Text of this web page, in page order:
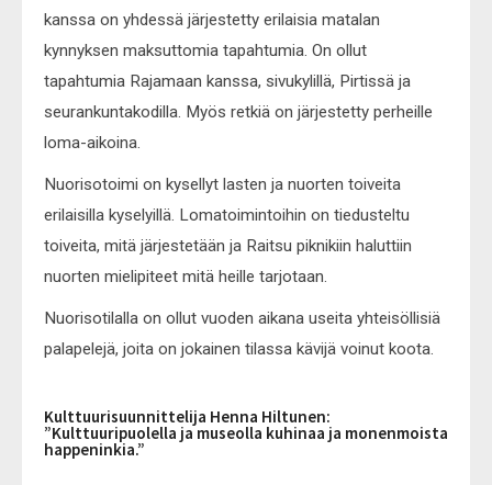
kanssa on yhdessä järjestetty erilaisia matalan
kynnyksen maksuttomia tapahtumia. On ollut
tapahtumia Rajamaan kanssa, sivukylillä, Pirtissä ja
seurankuntakodilla. Myös retkiä on järjestetty perheille
loma-aikoina.
Nuorisotoimi on kysellyt lasten ja nuorten toiveita
erilaisilla kyselyillä. Lomatoimintoihin on tiedusteltu
toiveita, mitä järjestetään ja Raitsu piknikiin haluttiin
nuorten mielipiteet mitä heille tarjotaan.
Nuorisotilalla on ollut vuoden aikana useita yhteisöllisiä
palapelejä, joita on jokainen tilassa kävijä voinut koota.
Kulttuurisuunnittelija Henna Hiltunen:
”Kulttuuripuolella ja museolla kuhinaa ja monenmoista
happeninkia.”